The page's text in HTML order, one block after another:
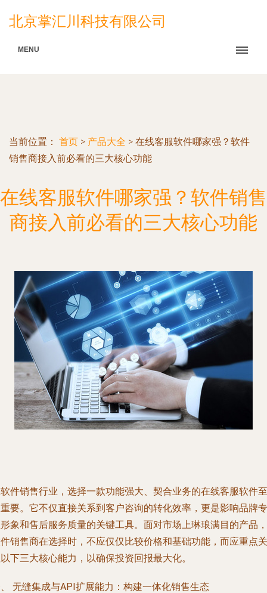
北京掌汇川科技有限公司
MENU
当前位置： 首页 > 产品大全 > 在线客服软件哪家强？软件
销售商接入前必看的三大核心功能
在线客服软件哪家强？软件销售
商接入前必看的三大核心功能
件销售行业，选择一款功能强大、契合业务的在线客服软件至
要。它不仅直接关系到客户咨询的转化效率，更是影响品牌专
象和售后服务质量的关键工具。面对市场上琳琅满目的产品，
销售商在选择时，不应仅仅比较价格和基础功能，而应重点关
下三大核心能力，以确保投资回报最大化。
无缝集成与API扩展能力：构建一体化销售生态